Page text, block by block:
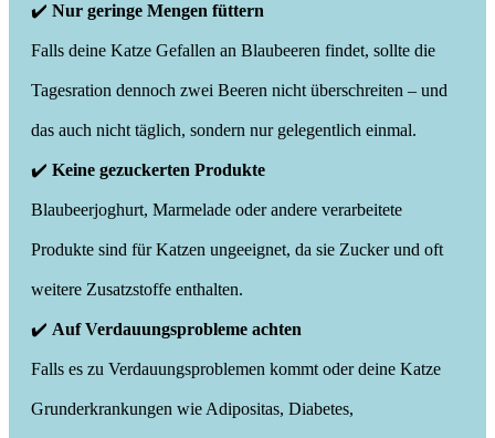
✔️ Nur geringe Mengen füttern
Falls deine Katze Gefallen an Blaubeeren findet, sollte die
Tagesration dennoch zwei Beeren nicht überschreiten – und
das auch nicht täglich, sondern nur gelegentlich einmal.
✔️ Keine gezuckerten Produkte
Blaubeerjoghurt, Marmelade oder andere verarbeitete
Produkte sind für Katzen ungeeignet, da sie Zucker und oft
weitere Zusatzstoffe enthalten.
✔️ Auf Verdauungsprobleme achten
Falls es zu Verdauungsproblemen kommt oder deine Katze
Grunderkrankungen wie Adipositas, Diabetes,